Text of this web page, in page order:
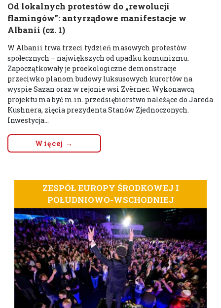
Od lokalnych protestów do „rewolucji
flamingów”: antyrządowe manifestacje w
Albanii (cz. 1)
W Albanii trwa trzeci tydzień masowych protestów
społecznych – największych od upadku komunizmu.
Zapoczątkowały je proekologiczne demonstracje
przeciwko planom budowy luksusowych kurortów na
wyspie Sazan oraz w rejonie wsi Zvërnec. Wykonawcą
projektu ma być m.in. przedsiębiorstwo należące do Jareda
Kushnera, zięcia prezydenta Stanów Zjednoczonych.
Inwestycja...
Więcej →
ZESPÓŁ EUROPY ŚRODKOWEJ I
POŁUDNIOWO-WSCHODNIEJ